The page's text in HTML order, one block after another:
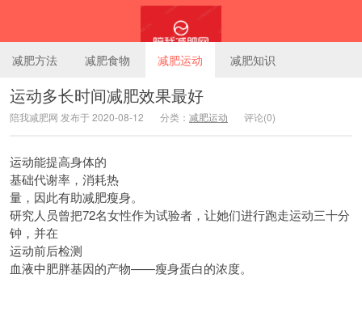
陪我减肥网
减肥方法 减肥食物 减肥运动 减肥知识
运动多长时间减肥效果最好
陪我减肥网 发布于 2020-08-12 分类： 减肥运动 评论(0)
运动能提高身体的
基础代谢率，消耗热
量 ，因此有助减肥瘦身。
研究人员曾把72名女性作为试验者，让她们进行跑走运动三十分
钟，并在
运动前后检测
血液中肥胖基因的产物——瘦身蛋白的浓度。